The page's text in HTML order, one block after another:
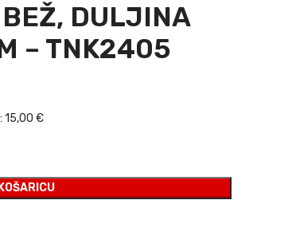
DULJINA
– TNK2405
€.
15,00 €